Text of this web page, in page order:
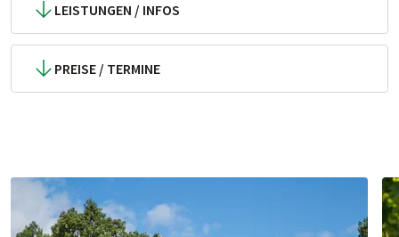
LEISTUNGEN / INFOS
PREISE / TERMINE